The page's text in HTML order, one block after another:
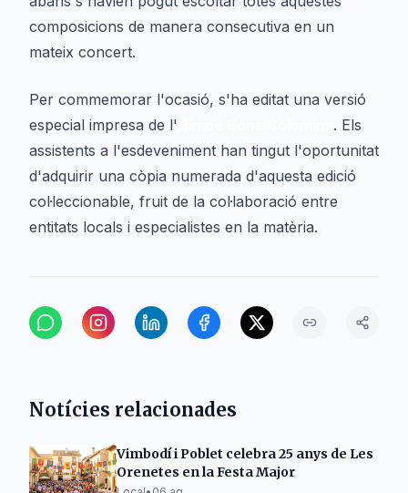
composicions de manera consecutiva en un
mateix concert.
Per commemorar l'ocasió, s'ha editat una versió
especial impresa de l'
. Els
assistents a l'esdeveniment han tingut l'oportunitat
d'adquirir una còpia numerada d'aquesta edició
col·leccionable, fruit de la col·laboració entre
entitats locals i especialistes en la matèria.
Notícies relacionades
Vimbodí i Poblet celebra 25 anys de Les
Orenetes en la Festa Major